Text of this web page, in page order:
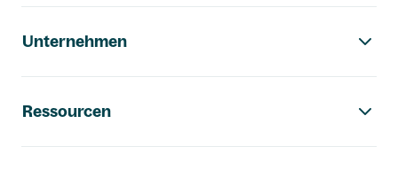
Unternehmen
Ressourcen